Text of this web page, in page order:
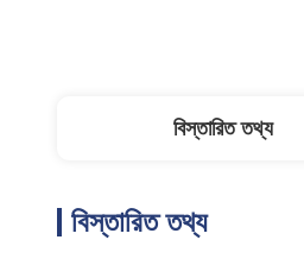
বিস্তারিত তথ্য
বিস্তারিত তথ্য